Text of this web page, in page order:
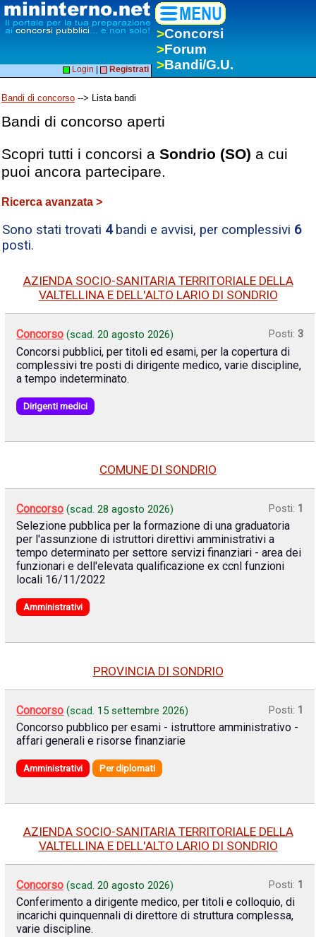
>Concorsi
>Forum
>Bandi/G.U.
Login Registrati
Bandi di concorso --> Lista bandi
Bandi di concorso aperti
Scopri tutti i concorsi a Sondrio (SO) a cui
puoi ancora partecipare.
Ricerca avanzata >
Sono stati trovati 4bandi e avvisi, per complessivi 6
posti.
AZIENDA SOCIO-SANITARIA TERRITORIALE DELLA
VALTELLINA E DELL'ALTO LARIO DI SONDRIO
Concorso (scad.20 agosto 2026) Posti: 3
Concorsi pubblici, per titoli ed esami, per la copertura di
complessivi tre posti di dirigente medico, varie discipline,
a tempo indeterminato.
Dirigenti medici
COMUNE DI SONDRIO
Concorso (scad.28 agosto 2026) Posti: 1
Selezione pubblica per la formazione di una graduatoria
per l'assunzione di istruttori direttivi amministrativi a
tempo determinato per settore servizi finanziari - area dei
funzionari e dell'elevata qualificazione ex ccnl funzioni
locali 16/11/2022
Amministrativi
PROVINCIA DI SONDRIO
Concorso (scad. 15 settembre 2026) Posti: 1
Concorso pubblico per esami - istruttore amministrativo -
affari generali e risorse finanziarie
Amministrativi Per diplomati
AZIENDA SOCIO-SANITARIA TERRITORIALE DELLA
VALTELLINA E DELL'ALTO LARIO DI SONDRIO
Concorso (scad.20 agosto 2026) Posti: 1
Conferimento a dirigente medico, per titoli e colloquio, di
incarichi quinquennali di direttore di struttura complessa,
varie discipline.